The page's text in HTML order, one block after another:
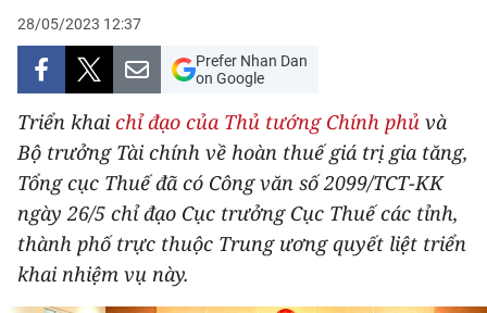
KINH TẾ
VĂN HÓA
XÃ HỘI
PHÁP LUẬT
DU LỊCH
THẾ GIỚI
28/05/2023 12:37
Prefer Nhan Dan
on Google
Triển khai chỉ đạo của Thủ tướng Chính phủ và
Bộ trưởng Tài chính về hoàn thuế giá trị gia tăng,
Tổng cục Thuế đã có Công văn số 2099/TCT-KK
ngày 26/5 chỉ đạo Cục trưởng Cục Thuế các tỉnh,
thành phố trực thuộc Trung ương quyết liệt triển
khai nhiệm vụ này.